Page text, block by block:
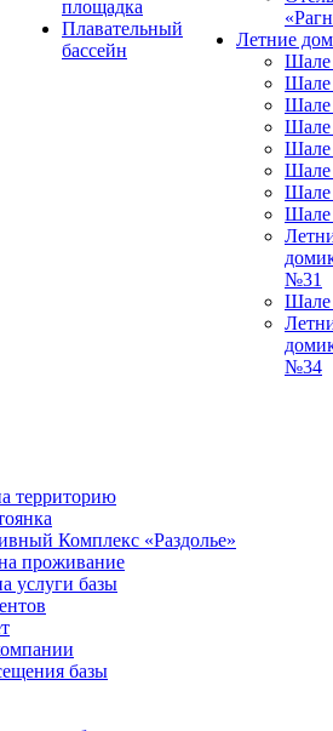
площадка
Плавательный
бассейн
Летние
№31
№34
территорию
Комплекс «Раздолье»
проживание
услуги базы
базы